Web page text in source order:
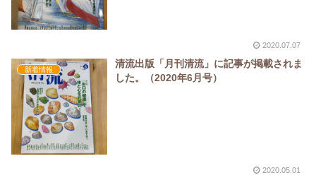
2020.07.07
新着情報
清流出版「月刊清流」に記事が掲載されま
した。（2020年6月号）
2020.05.01